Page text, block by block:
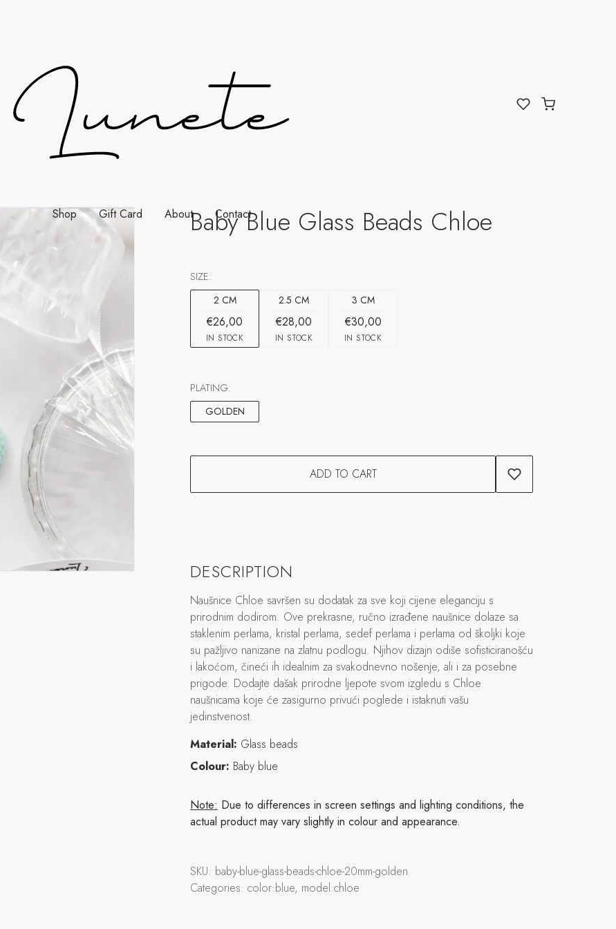
Shop Gift Card About Contact
Baby Blue Glass Beads Chloe
SIZE:
2 CM
€26,00
IN STOCK
2.5 CM
€28,00
IN STOCK
3 CM
€30,00
IN STOCK
PLATING:
GOLDEN
ADD TO CART
DESCRIPTION
Naušnice Chloe savršen su dodatak za sve koji cijene eleganciju s
prirodnim dodirom. Ove prekrasne, ručno izrađene naušnice dolaze sa
staklenim perlama, kristal perlama, sedef perlama i perlama od školjki koje
su pažljivo nanizane na zlatnu podlogu. Njihov dizajn odiše sofisticiranošću
i lakoćom, čineći ih idealnim za svakodnevno nošenje, ali i za posebne
prigode. Dodajte dašak prirodne ljepote svom izgledu s Chloe
naušnicama koje će zasigurno privući poglede i istaknuti vašu
jedinstvenost.
Material: Glass beads
Colour: Baby blue
Note: Due to differences in screen settings and lighting conditions, the
actual product may vary slightly in colour and appearance.
SKU: baby-blue-glass-beads-chloe-20mm-golden
Categories: color:blue, model:chloe